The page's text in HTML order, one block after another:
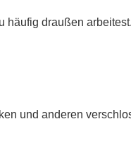
häufig draußen
und anderen